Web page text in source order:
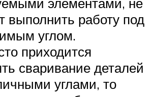
выполнить работу под
углом.
приходится
сваривание деталей
углами, то